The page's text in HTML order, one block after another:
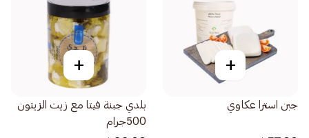
+
جبن استرا عكاوي
+
بلدي جبنة فيتا مع زيت الزيتون
500جرام